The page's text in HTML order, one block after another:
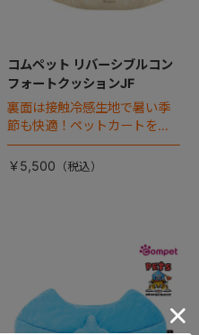
コムペット リバーシブルコン
フォートクッションJF
裏面は接触冷感生地で暑い季
節も快適！ペットカートをお
しゃれに・かわいく・かっこ
よく！
￥5,500